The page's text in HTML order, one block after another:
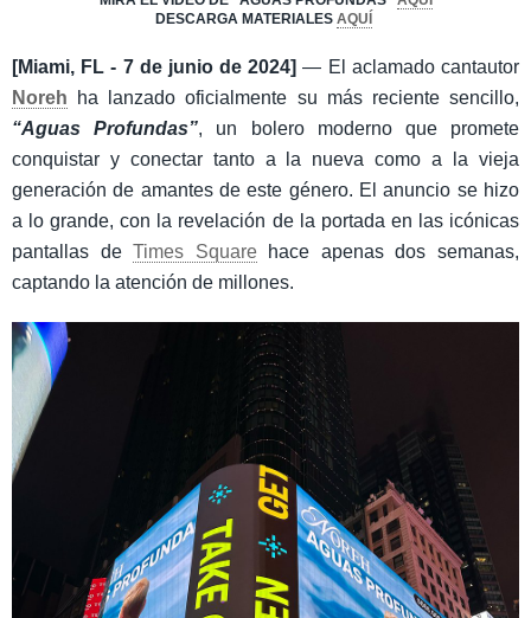
DESCARGA MATERIALES AQUÍ
[Miami, FL - 7 de junio de 2024]— El aclamado cantautor
Noreh ha lanzado oficialmente su más reciente sencillo,
“Aguas Profundas”, un bolero moderno que promete
conquistar y conectar tanto a la nueva como a la vieja
generación de amantes de este género. El anuncio se hizo
a lo grande, con la revelación de la portada en las icónicas
pantallas deTimes Squarehace apenas dos semanas,
captando la atención de millones.